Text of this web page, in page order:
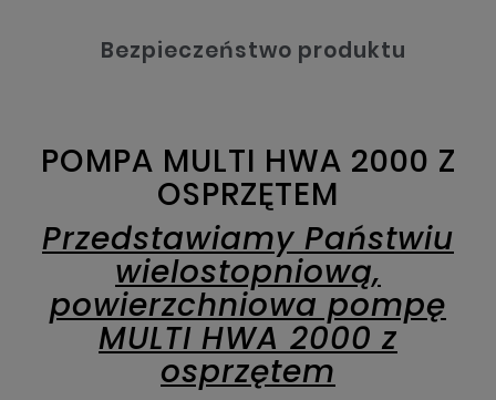
Bezpieczeństwo produktu
POMPA MULTI HWA 2000 Z
OSPRZĘTEM
Przedstawiamy Państwiu
wielostopniową,
powierzchniowa pompę
MULTI HWA 2000 z
osprzętem